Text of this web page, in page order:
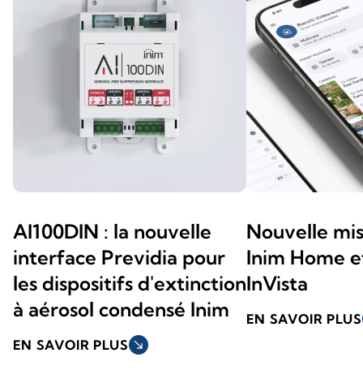
AI100DIN : la nouvelle
interface Previdia pour
les dispositifs d'extinction
à aérosol condensé Inim
EN SAVOIR PLUS south_east
Nouvelle
Inim Home
InVista
EN SAVOIR PLUS